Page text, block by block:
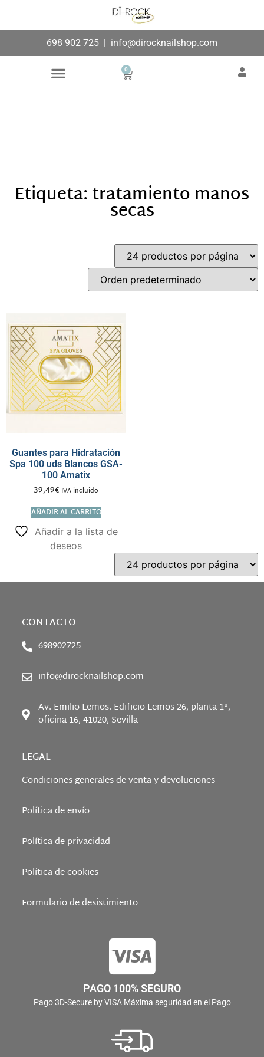
698 902 725 | info@dirocknailshop.com
0
Etiqueta: tratamiento manos
secas
Guantes para Hidratación
Spa 100 uds Blancos GSA-
100 Amatix
39,49€ IVA incluido
AÑADIR AL CARRITO
Añadir a la lista de
deseos
CONTACTO
698902725
info@dirocknailshop.com
Av. Emilio Lemos. Edificio Lemos 26, planta 1°,
oficina 16, 41020, Sevilla
LEGAL
Condiciones generales de venta y devoluciones
Política de envío
Política de privacidad
Política de cookies
Formulario de desistimiento
PAGO 100% SEGURO
Pago 3D-Secure by VISA Máxima seguridad en el Pago